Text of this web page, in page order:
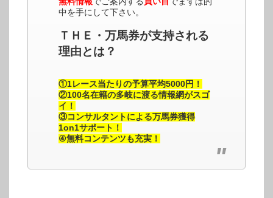
中を手にして下さい。
ＴＨＥ・万馬券が支持される
理由とは？
①1レース当たりの予算平均5000円！
②100名在籍の多岐に渡る情報網がスゴ
イ！
③コンサルタントによる万馬券獲得
1on1サポート！
④無料コンテンツも充実！